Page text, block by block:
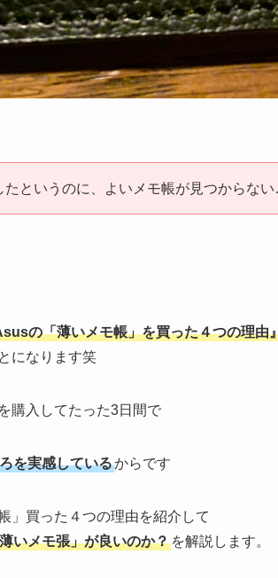
たというのに、よいメモ帳が見つからな
の「薄いメモ帳」を買った４つの理由
になります笑
購入してたった3日間で
を実感しているからです
」買った４つの理由を紹介して
いメモ張」が良いのか？ を解説します。